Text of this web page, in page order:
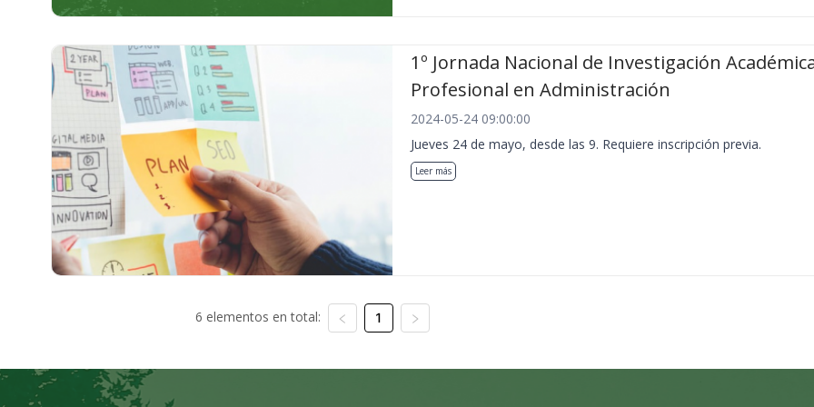
1º Jornada Nacional de Investigación
Profesional en Administración
2024-05-24 09:00:00
Jueves 24 de mayo, desde las 9. Requiere inscripción previa.
Leer más
6 elementos en total: 1